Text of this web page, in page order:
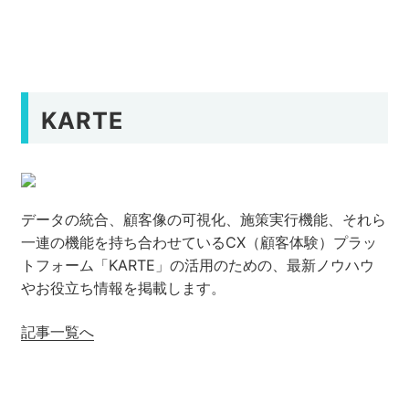
KARTE
データの統合、顧客像の可視化、施策実行機能、それら
一連の機能を持ち合わせているCX（顧客体験）プラッ
トフォーム「KARTE」の活用のための、最新ノウハウ
やお役立ち情報を掲載します。
記事一覧へ